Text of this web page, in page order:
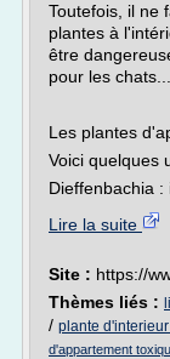
Toutefois, il ne
plantes à
être
pour les chats...
Les plantes
Voici quelques
Dieffenbachia :
Lire la suite
Site : https://
Thèmes liés :
/ plante
d'appartement